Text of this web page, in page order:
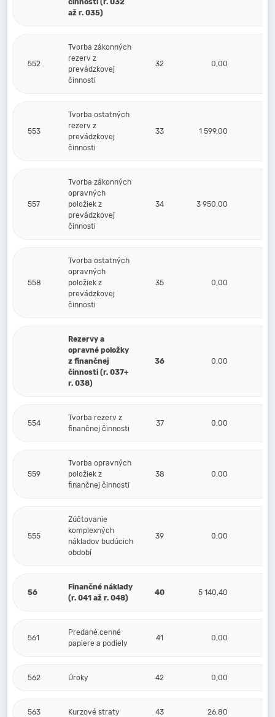
činnosti (r. 032
až r. 035)
552
Tvorba zákonných
rezerv z
prevádzkovej
činnosti
32 0,00
553
Tvorba ostatných
rezerv z
prevádzkovej
činnosti
33 1 599,00
557
Tvorba zákonných
opravných
položiek z
prevádzkovej
činnosti
34 3 950,00
558
Tvorba ostatných
opravných
položiek z
prevádzkovej
činnosti
35 0,00
Rezervy a
opravné položky
z finančnej
činnosti (r. 037+
r. 038)
36 0,00
554
Tvorba rezerv z
finančnej činnosti
37 0,00
559
Tvorba opravných
položiek z
finančnej činnosti
38 0,00
555
Zúčtovanie
komplexných
nákladov budúcich
období
39 0,00
56
Finančné náklady
(r. 041 až r. 048)
40 5 140,40
561
Predané cenné
papiere a podiely
41 0,00
562 Úroky 42 0,00
563 Kurzové straty 43 26,80